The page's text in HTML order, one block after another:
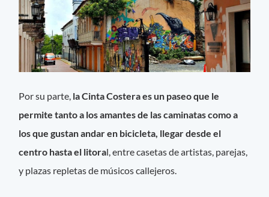
Por su parte, la Cinta Costera es un paseo que le
permite tanto a los amantes de las caminatas como a
los que gustan andar en bicicleta, llegar desde el
centro hasta el litoral, entre casetas de artistas, parejas,
y plazas repletas de músicos callejeros.